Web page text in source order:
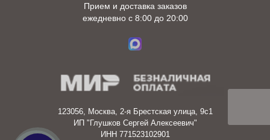
Прием и доставка заказов
ежедневно с 8:00 до 20:00
123056, Москва, 2-я Брестская улица, 9с1
ИП "Глушков Сергей Алексеевич"
ИНН 771523102901